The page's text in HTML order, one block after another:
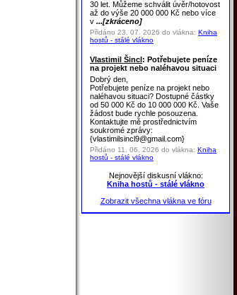
30 let. Můžeme schválit úvěr/hotovost
až do výše 20 000 000 Kč nebo více
v ...[zkráceno]
Přidáno 23. 07. 2026 do vlákna: Kniha
hostů - stálé vlákno
Vlastimil Šincl: Potřebujete peníze
na projekt nebo naléhavou situaci
Dobrý den,
Potřebujete peníze na projekt nebo
naléhavou situaci? Dostupné částky
od 50 000 Kč do 10 000 000 Kč. Vaše
žádost bude rychle posouzena.
Kontaktujte mě prostřednictvím
soukromé zprávy:
{vlastimilsincl9@gmail.com}
Přidáno 11. 06. 2026 do vlákna: Kniha
hostů - stálé vlákno
Nejnovější diskusní vlákno:
Kniha hostů - stálé vlákno
Zobrazit všechna vlákna ve fóru